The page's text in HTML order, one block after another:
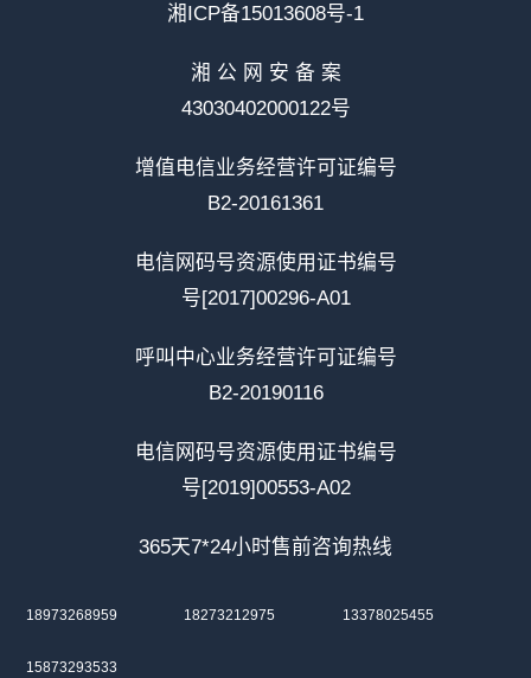
湘ICP备15013608号-1
湘 公 网 安 备 案
43030402000122号
增值电信业务经营许可证编号
B2-20161361
电信网码号资源使用证书编号
号[2017]00296-A01
呼叫中心业务经营许可证编号
B2-20190116
电信网码号资源使用证书编号
号[2019]00553-A02
365天7*24小时售前咨询热线
18973268959 18273212975 13378025455
15873293533